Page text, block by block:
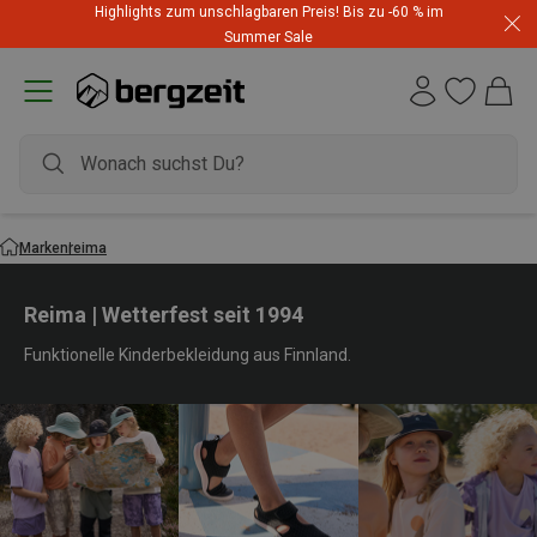
Highlights zum unschlagbaren Preis! Bis zu -60 % im
Summer Sale
Markenreima
Reima | Wetterfest seit 1994
Funktionelle Kinderbekleidung aus Finnland.